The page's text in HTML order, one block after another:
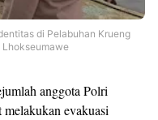
di Pelabuhan Krueng
Lhokseumawe
anggota Polri
evakuasi